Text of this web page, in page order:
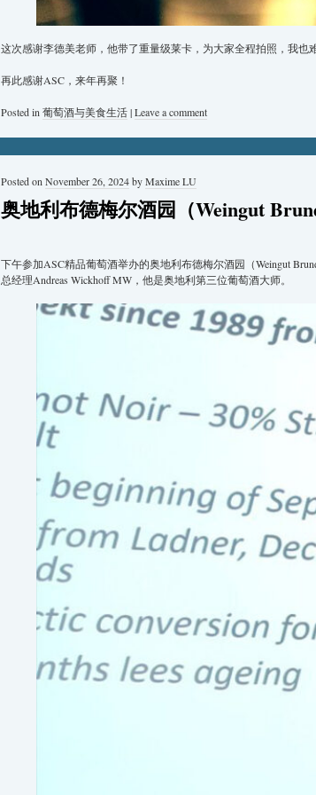
这次感谢李德美老师，他带了重量级莱卡，为大家全程拍照，我也
再此感谢ASC，来年再聚！
Posted in 葡萄酒与美食生活|Leave a comment
奥地利布德梅尔酒园（Weingut
Posted on November 26, 2024byMaxime LU
下午参加ASC精品葡萄酒举办的奥地利布德梅尔酒园（Weingut
总经理Andreas Wickhoff MW，他是奥地利第三位葡萄酒大师。